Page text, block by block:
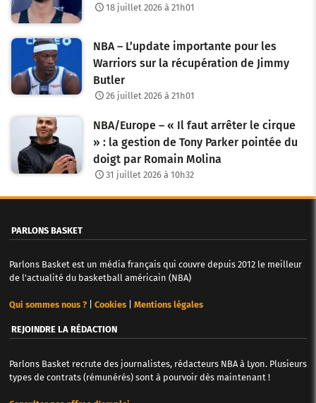
18 juillet 2026 à 21h01
NBA – L’update importante pour les
Warriors sur la récupération de Jimmy
Butler
26 juillet 2026 à 21h01
NBA/Europe – « Il faut arrêter le cirque
» : la gestion de Tony Parker pointée du
doigt par Romain Molina
31 juillet 2026 à 10h32
PARLONS BASKET
Parlons Basket est un média français qui couvre depuis 2012 le meilleur
de l'actualité du basketball américain (NBA)
Qui sommes nous ?| Cookies| Mentions légales
REJOINDRE LA RÉDACTION
Parlons Basket recrute des journalistes, rédacteurs NBA à Lyon. Plusieurs
types de contrats (rémunérés) sont à pourvoir dès maintenant !